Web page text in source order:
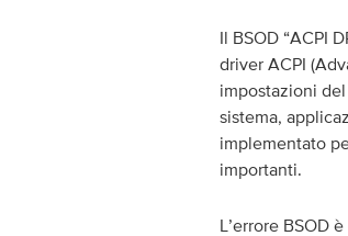
Il BSOD “ACPI
driver ACPI
impostazioni
sistema,
implementato
importanti.
L’errore BSOD